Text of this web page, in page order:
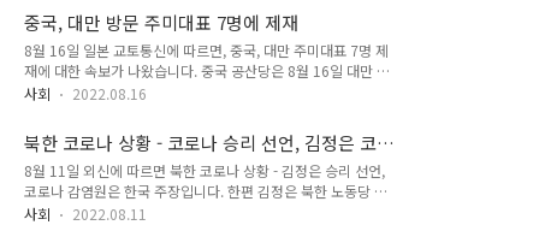
있었습니다. 여기에 올린 사진은 사진이 허락된 앙코르 공연 때
촬..
소식이 나온지 몇일이 되었습니다. 이 자동차 폭발 사망사고를
두고 누가 푸틴의 사상적 스승인 딸의 살인범인가요? 자동차 폭
파를 일으킨 범인의 타겟은 누구였는가요? 누구의 소행인가(러
시아 자동차 폭파 살인범)에 이목이 집중되어 왔습니다. 어제 새
벽, 러시아가 발표한 해외 속보에 푸틴 브레인, 러시아 사상가 두
푸틴 정치 브레인의 딸 자동차 폭파 사고 범인 범행 주체는 러시
아 연방보안국(FSB)은 8..
중국, 대만 방문 주미대표 7명에 제재
8월 16일 일본 교토통신에 따르면, 중국, 대만 주미대표 7명 제
재에 대한 속보가 나왔습니다. 중국 공산당은 8월 16일 대만 주
미대표부에 해당하는 샤오미금 타이베이 주미경제문화대표처
했습니다. 펠로시 미 하원의장의 대만 방문을 둘러싸고 대만 독
립을 목표로 하는 미국측의 본성을 드러냈다고 지적했다고 중국
국영 통신 신화사가 보도했습니다. 중국, 대만 방문 주미대표 7
명에 제재 한편 중국의 대만 주미 대표부에 대한 제재 내용은 샤
오 씨 등 본인이나 가족이 중국을 방문하는 것을 금지합니다. 작
사회 2022.08.16
북한 코로나 상황 - 코로나 승리 선언, 김정은 코
로나 감염?
8월 11일 외신에 따르면 북한 코로나 상황 - 김정은 승리 선언,
코로나 감염원은 한국 주장입니다. 한편 김정은 북한 노동당 총
비서는 11일 코로나19와의 전쟁에서 승리했다고 선언했습니다.
사회 2022.08.11